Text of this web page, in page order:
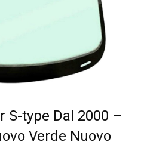
S-type Dal 2000 –
Verde Nuovo